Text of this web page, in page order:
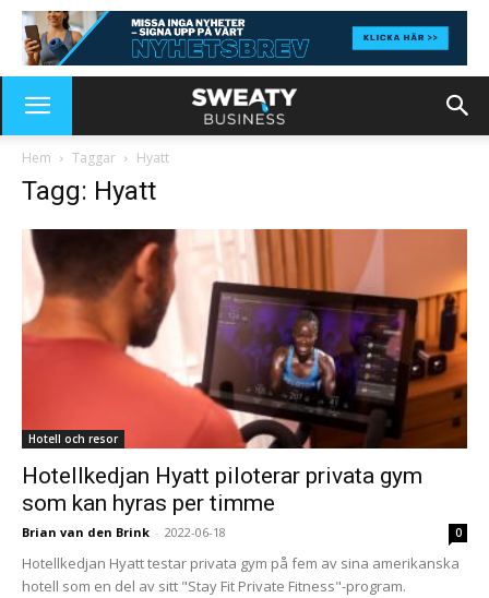
Hem Taggar Hyatt
Tagg: Hyatt
Hotell och resor
Hotellkedjan Hyatt piloterar privata gym
som kan hyras per timme
Brian van den Brink - 2022-06-18 0
Hotellkedjan Hyatt testar privata gym på fem av sina amerikanska
hotell som en del av sitt "Stay Fit Private Fitness"-program.